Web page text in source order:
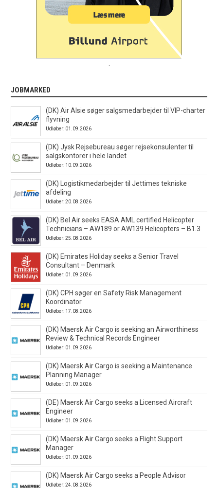
JOBMARKED
(DK) Air Alsie søger salgsmedarbejder til VIP-charter
flyvning
Udløber: 01.09.2026
(DK) Jysk Rejsebureau søger rejsekonsulenter til
salgskontorer i hele landet
Udløber: 10.09.2026
(DK) Logistikmedarbejder til Jettimes tekniske
afdeling
Udløber: 20.08.2026
(DK) Bel Air seeks EASA AML certified Helicopter
Technicians – AW189 or AW139 Helicopters – B1.3
Udløber: 25.08.2026
(DK) Emirates Holiday seeks a Senior Travel
Consultant – Denmark
Udløber: 01.09.2026
(DK) CPH søger en Safety Risk Management
Koordinator
Udløber: 17.08.2026
(DK) Maersk Air Cargo is seeking an Airworthiness
Review & Technical Records Engineer
Udløber: 01.09.2026
(DK) Maersk Air Cargo is seeking a Maintenance
Planning Manager
Udløber: 01.09.2026
(DE) Maersk Air Cargo seeks a Licensed Aircraft
Engineer
Udløber: 01.09.2026
(DK) Maersk Air Cargo seeks a Flight Support
Manager
Udløber: 01.09.2026
(DK) Maersk Air Cargo seeks a People Advisor
Udløber: 24.08.2026